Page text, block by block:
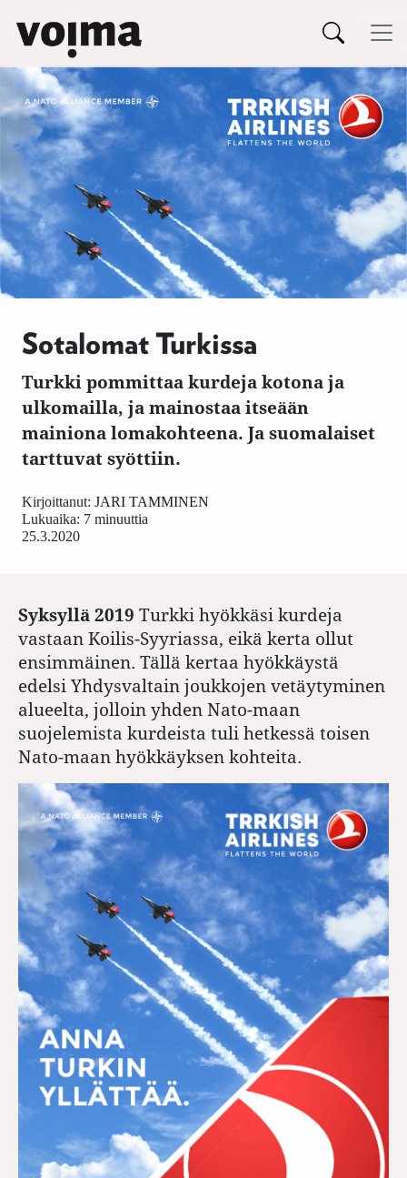
Siirry sisältöön
Päävalikko
Sotalomat Turkissa
Turkki pommittaa kurdeja kotona ja
ulkomailla, ja mainostaa itseään
mainiona lomakohteena. Ja suomalaiset
tarttuvat syöttiin.
25.3.2020
Kirjoittanut: JARI TAMMINEN
Lukuaika: 7 minuuttia
Syksyllä 2019 Turkki hyökkäsi kurdeja
vastaan Koilis-Syyriassa, eikä kerta ollut
ensimmäinen. Tällä kertaa hyökkäystä
edelsi Yhdysvaltain joukkojen vetäytyminen
alueelta, jolloin yhden Nato-maan
suojelemista kurdeista tuli hetkessä toisen
Nato-maan hyökkäyksen kohteita.